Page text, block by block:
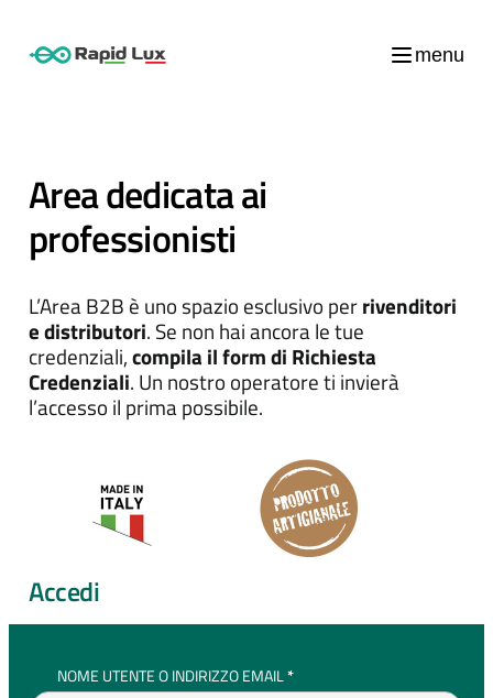
menu
Area dedicata ai
professionisti
L’Area B2B è uno spazio esclusivo perrivenditori
e distributori. Se non hai ancora le tue
credenziali,compila il form di Richiesta
Credenziali. Un nostro operatore ti invierà
l’accesso il prima possibile.
Accedi
NOME UTENTE O INDIRIZZO EMAIL*RICHIESTO